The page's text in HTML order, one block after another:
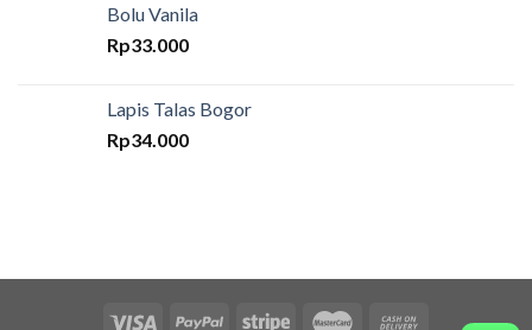
Bolu Vanila
Rp33.000
Lapis Talas Bogor
Rp34.000